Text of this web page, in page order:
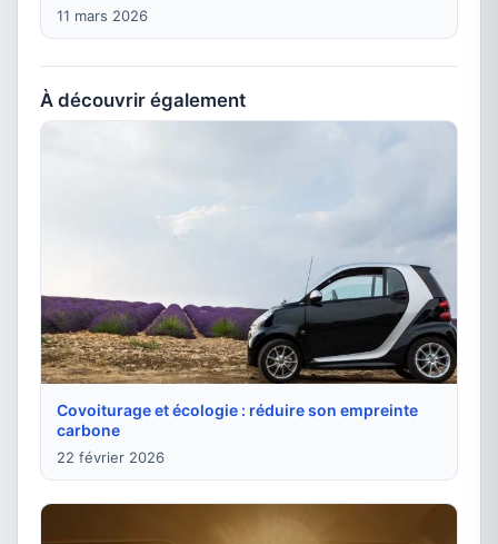
11 mars 2026
À découvrir également
Covoiturage et écologie : réduire son empreinte
carbone
22 février 2026